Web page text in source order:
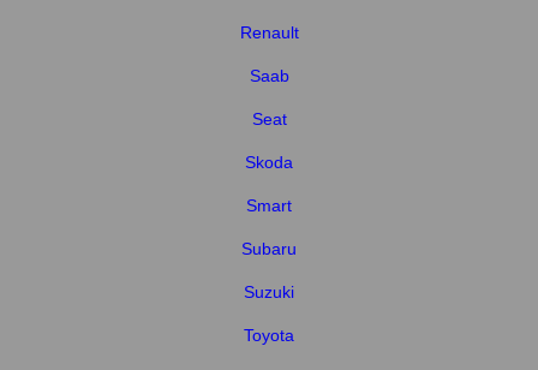
Renault
Saab
Seat
Skoda
Smart
Subaru
Suzuki
Toyota